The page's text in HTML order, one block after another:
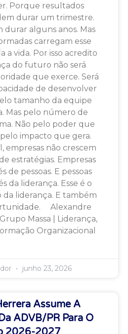
Porque resultados
durar um trimestre.
durar alguns anos. Mas
carregam esse
a vida. Por isso acredito
do futuro não será
que exerce. Será
de desenvolver
tamanho da equipe
Mas pelo número de
Não pelo poder que
impacto que gera.
empresas não crescem
estratégias. Empresas
de pessoas. E pessoas
da liderança. Esse é o
da liderança. E também
Alexandre
Massa | Liderança,
Organizacional
junho 23, 2026
Assume A
ADVB/PR Para O